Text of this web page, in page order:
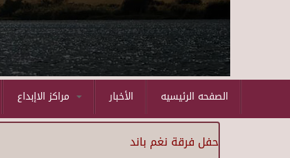
الأخبار الصفحه الرئيسيه
حفل فرقة نغم باند